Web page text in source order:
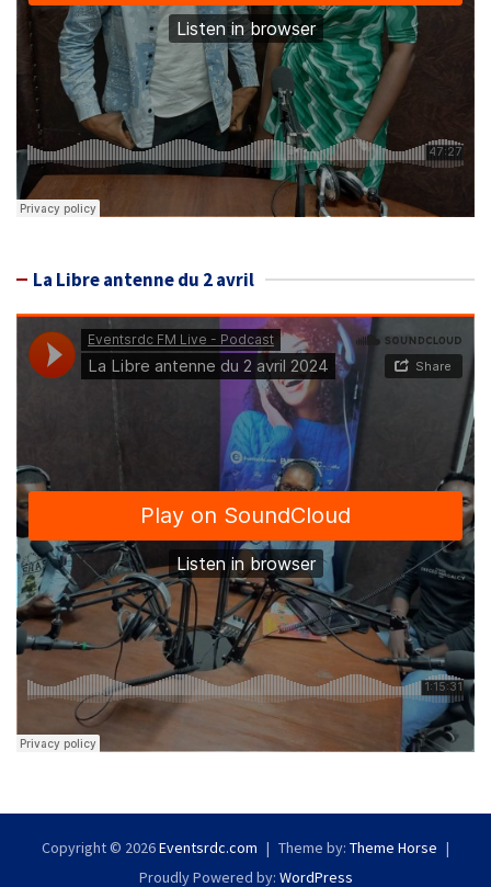
La Libre antenne du 2 avril
Copyright © 2026Eventsrdc.com Theme by: Theme Horse
Proudly Powered by: WordPress